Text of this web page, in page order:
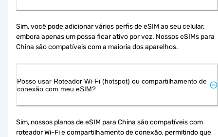
Sim, você pode adicionar vários perfis de eSIM ao seu celular,
embora apenas um possa ficar ativo por vez. Nossos eSIMs para
China são compatíveis com a maioria dos aparelhos.
Posso usar Roteador Wi-Fi (hotspot) ou compartilhamento de
conexão com meu eSIM?
Sim, nossos planos de eSIM para China são compatíveis com
roteador Wi-Fi e compartilhamento de conexão, permitindo que